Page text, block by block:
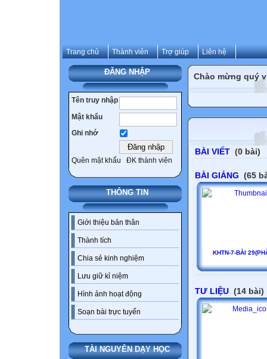
Trang chủ Thành viên Trợ giúp Liên hệ
ĐĂNG NHẬP
Tên truy nhập
Mật khẩu
Ghi nhớ
Quên mật khẩu ĐK thành viên
THÔNG TIN
Giới thiệu bản thân
Thành tích
Chia sẻ kinh nghiệm
Lưu giữ kỉ niệm
Hình ảnh hoạt động
Soạn bài trực tuyến
TÀI NGUYÊN DẠY HỌC
Chào mừng quý
BÀI VIẾT (0 bài)
BÀI GIẢNG (65
KHTN-7-BÀI
TƯ LIỆU (14 bài)